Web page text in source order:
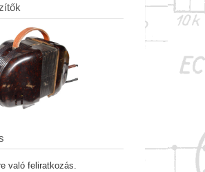
való feliratkozás.